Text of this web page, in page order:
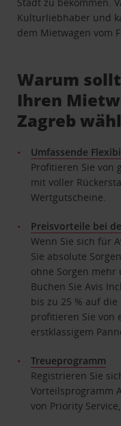
Kulturliebhaber und
dem Mietwagen vom
Warum
Ihren
Zagreb
Umfassende
Profitieren Sie von
mit voller
Wertgutscheine.
Preisvorteile bei
Wenn Sie sich für
Sie absolute
ohne Sorgen mehr
Buchen Sie Avis
bis zu 25 % auf
profitieren Sie von
erstklassigem
Treueprogramm
Registrieren Sie
Vorteilsprogramm
von Priority